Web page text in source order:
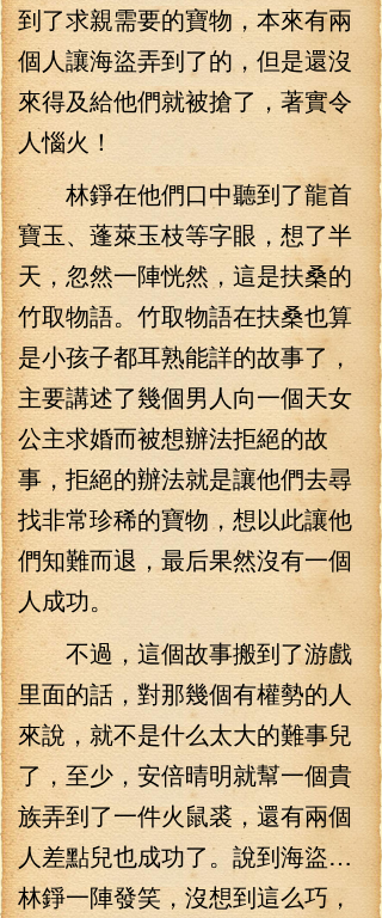
到了求親需要的寶物，本來有兩
個人讓海盜弄到了的，但是還沒
來得及給他們就被搶了，著實令
人惱火！
林錚在他們口中聽到了龍首
寶玉、蓬萊玉枝等字眼，想了半
天，忽然一陣恍然，這是扶桑的
竹取物語。竹取物語在扶桑也算
是小孩子都耳熟能詳的故事了，
主要講述了幾個男人向一個天女
公主求婚而被想辦法拒絕的故
事，拒絕的辦法就是讓他們去尋
找非常珍稀的寶物，想以此讓他
們知難而退，最后果然沒有一個
人成功。
不過，這個故事搬到了游戲
里面的話，對那幾個有權勢的人
來說，就不是什么太大的難事兒
了，至少，安倍晴明就幫一個貴
族弄到了一件火鼠裘，還有兩個
人差點兒也成功了。說到海盜…
林錚一陣發笑，沒想到這么巧，